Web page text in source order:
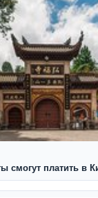
смогут платить в